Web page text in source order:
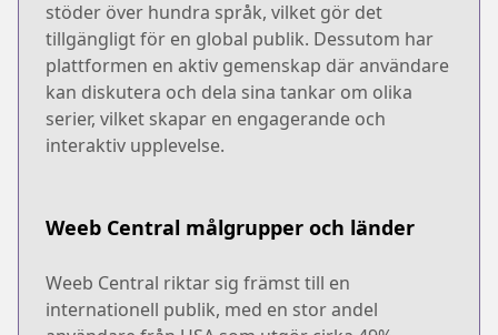
stöder över hundra språk, vilket gör det
tillgängligt för en global publik. Dessutom har
plattformen en aktiv gemenskap där användare
kan diskutera och dela sina tankar om olika
serier, vilket skapar en engagerande och
interaktiv upplevelse.
Weeb Central målgrupper och länder
Weeb Central riktar sig främst till en
internationell publik, med en stor andel